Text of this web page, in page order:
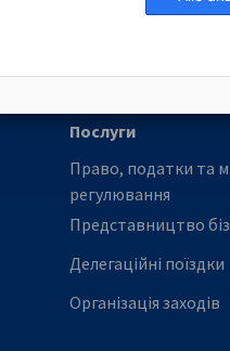
Послуги
Право, податки та
регулювання
Представництво
Делегаційні поїздки
Організація заходів